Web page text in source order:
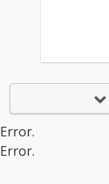
Error.
Error.